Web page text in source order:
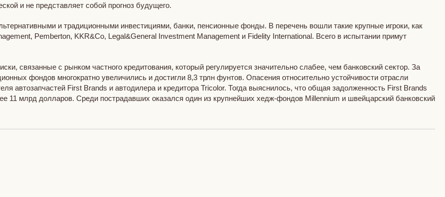
и не представляет собой прогноз будущего.
и традиционными инвестициями, банки, пенсионные фонды. В перечень вошли такие крупные игроки, как
Pemberton, KKR&Co, Legal&General Investment Management и Fidelity International. Всего в испытании примут
связанные с рынком частного кредитования, который регулируется значительно слабее, чем банковский сектор. За
фондов многократно увеличились и достигли 8,3 трлн фунтов. Опасения относительно устойчивости отрасли
автозапчастей First Brands и автодилера и кредитора Tricolor. Тогда выяснилось, что общая задолженность First Brands
11 млрд долларов. Среди пострадавших оказался один из крупнейших хедж-фондов Millennium и швейцарский банковский